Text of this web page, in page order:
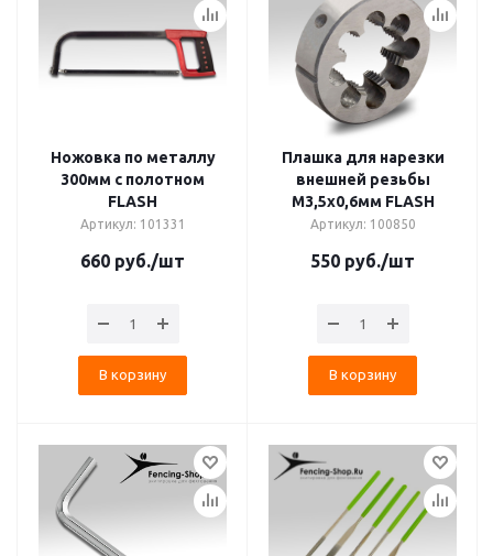
Ножовка по металлу
300мм с полотном
FLASH
Артикул: 101331
660 руб./шт
В корзину
Плашка для нарезки
внешней резьбы
М3,5х0,6мм FLASH
Артикул: 100850
550 руб./шт
В корзину